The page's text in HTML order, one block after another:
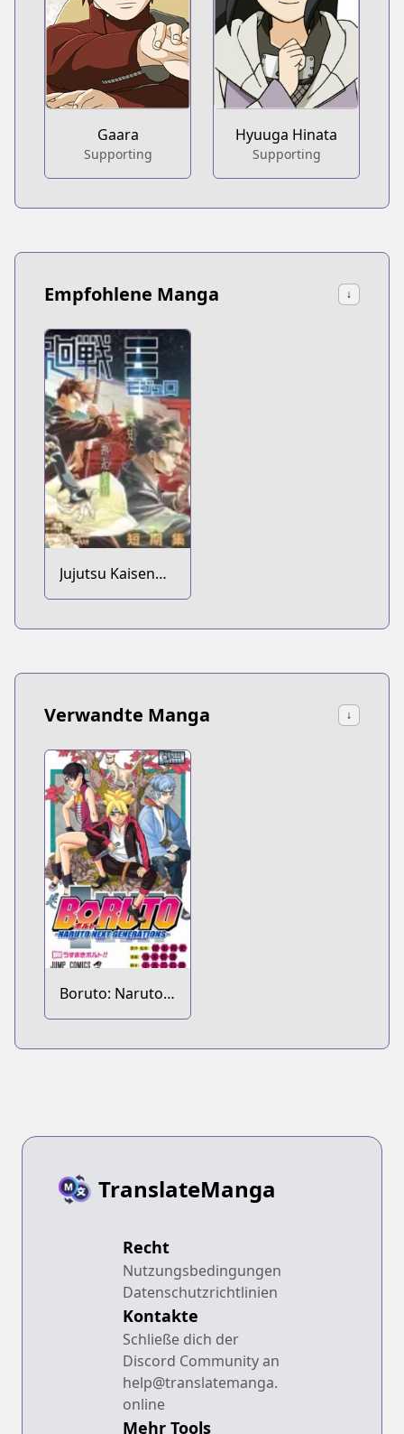
Gaara
Supporting
Hyuuga Hinata
Supporting
Empfohlene Manga ↓
Jujutsu Kaisen
Modulo
Verwandte Manga ↓
Boruto: Naruto
Next
TranslateManga
Recht
Nutzungsbedingungen
Datenschutzrichtlinien
Kontakte
Schließe dich der
Discord Community an
help@translatemanga.
online
Mehr Tools